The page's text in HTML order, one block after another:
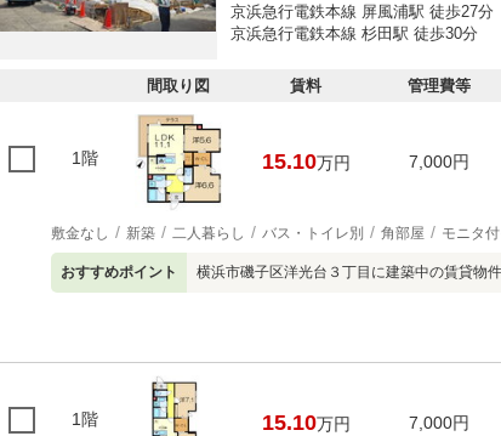
京浜急行電鉄本線 屏風浦駅 徒歩27分
京浜急行電鉄本線 杉田駅 徒歩30分
間取り図 賃料 管理費等
1階 15.10万円 7,000円
敷金なし 新築 二人暮らし バス・トイレ別 角部屋 モニタ
おすすめポイント 横浜市磯子区洋光台３丁目に建築中の賃貸物
1階 15.10万円 7,000円